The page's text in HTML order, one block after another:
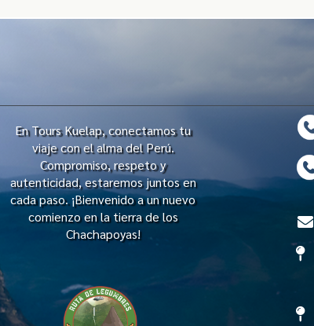
En Tours Kuelap, conectamos tu
viaje con el alma del Perú.
Compromiso, respeto y
autenticidad, estaremos juntos en
cada paso. ¡Bienvenido a un nuevo
comienzo en la tierra de los
Chachapoyas!


